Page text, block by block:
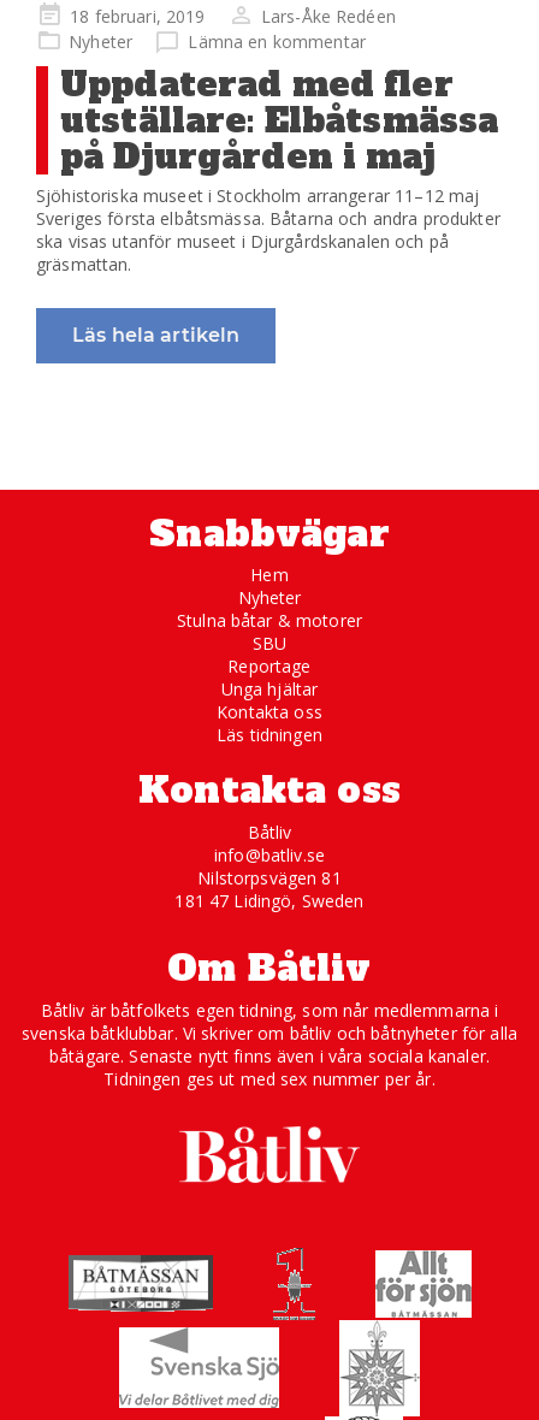
Publicerad
på
18 februari, 2019
Lars-Åke Redéen
Nyheter
Lämna en kommentar
Uppdaterad med fler
utställare: Elbåtsmässa
på Djurgården i maj
Sjöhistoriska museet i Stockholm arrangerar 11–12 maj
Sveriges första elbåtsmässa. Båtarna och andra produkter
ska visas utanför museet i Djurgårdskanalen och på
gräsmattan.
Läs hela artikeln
Snabbvägar
Hem
Nyheter
Stulna båtar & motorer
SBU
Reportage
Unga hjältar
Kontakta oss
Läs tidningen
Kontakta oss
Båtliv
info@batliv.se
Nilstorpsvägen 81
181 47 Lidingö, Sweden
Om Båtliv
Båtliv är båtfolkets egen tidning, som når medlemmarna i
svenska båtklubbar. Vi skriver om båtliv och båtnyheter för alla
båtägare. Senaste nytt finns även i våra sociala kanaler.
Tidningen ges ut med sex nummer per år.